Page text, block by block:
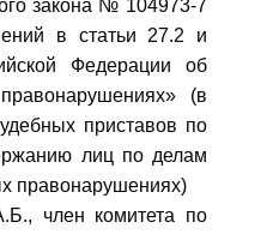
закона № 104973-7
в статьи 27.2 и
Федерации об
(в
приставов по
лиц по делам
правонарушениях)
член комитета по